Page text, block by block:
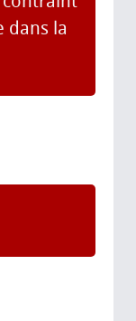
dans la